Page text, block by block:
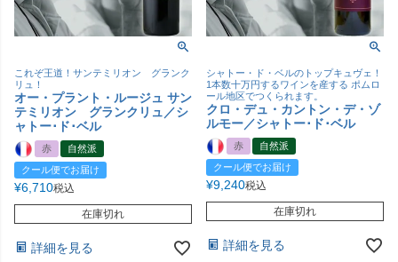
これぞ王道！サンテミリオン グランク
リュ！
オー・プラント・ルージュ サン
テミリオン グランクリュ／シ
ャトー･ド･ベル
赤
自然派
クール便でお届け
¥6,710税込
在庫切れ
詳細を見る
シャトー・ド・ベルのトップキュヴェ！
1本数十万円するワインを産する ポムロ
ール地区でつくられます。
クロ・デュ・カントン・デ・ゾ
ルモー／シャトー･ド･ベル
赤
自然派
クール便でお届け
¥9,240税込
在庫切れ
詳細を見る